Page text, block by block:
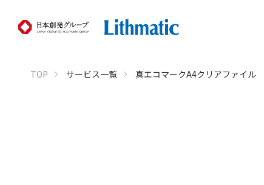
TOP サービス一覧 真エコマークA4クリアファイル